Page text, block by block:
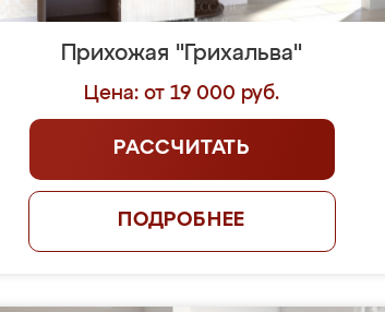
Прихожая "Грихальва"
Цена: от 19 000 руб.
РАССЧИТАТЬ
ПОДРОБНЕЕ